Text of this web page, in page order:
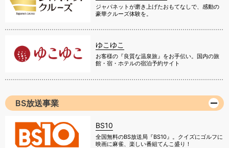
ジャパネットが磨き上げたおもてなしで、感動の
豪華クルーズ体験を。
ゆこゆこ
お客様の『良質な温泉旅』をお手伝い。国内の旅
館・宿・ホテルの宿泊予約サイト
BS放送事業
BS10
全国無料のBS放送局『BS10』。クイズにゴルフに
映画に麻雀、楽しい番組てんこ盛り！